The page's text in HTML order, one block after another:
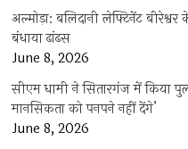
अल्मोड़ा: बलिदानी लेफ्टिनेंट
बंधाया ढांढस
June 8, 2026
सीएम धामी ने सितारगंज में किया
मानसिकता को पनपने नहीं देंगे’
June 8, 2026